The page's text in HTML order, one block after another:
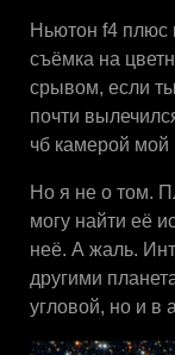
Ньютон f4 плюс
съёмка на
срывом, если
почти
чб камерой мой
Но я не о том.
могу найти её
неё. А жаль.
другими
угловой, но и в